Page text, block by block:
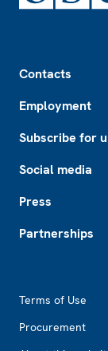
Contacts
Employment
Subscribe for
Social media
Press
Partnerships
Terms of Use
Procurement